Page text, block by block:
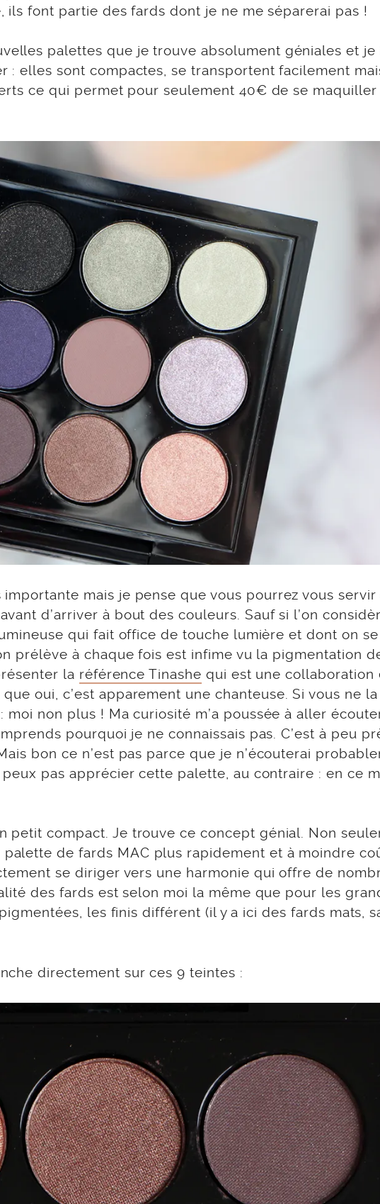
ils font partie des fards dont je ne me séparerai pas !
palettes que je trouve absolument géniales et je
: elles sont compactes, se transportent facilement
ce qui permet pour seulement 40€ de se maquiller
mais je pense que vous pourrez vous servir
d’arriver à bout des couleurs. Sauf si l’on
qui fait office de touche lumière et dont on
prélève à chaque fois est infime vu la pigmentation
la référence Tinashe qui est une collaboration
oui, c’est apparement une chanteuse. Si vous ne la
moi non plus ! Ma curiosité m’a poussée à aller
pourquoi je ne connaissais pas. C’est à peu
bon ce n’est pas parce que je n’écouterai
pas apprécier cette palette, au contraire : en ce
petit compact. Je trouve ce concept génial. Non
de fards MAC plus rapidement et à moindre
se diriger vers une harmonie qui offre de
des fards est selon moi la même que pour les
les finis différent (il y a ici des fards mats,
directement sur ces 9 teintes :